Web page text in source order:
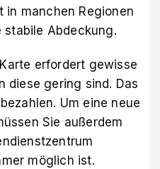
in manchen Regionen
Abdeckung.
erfordert gewisse
diese gering sind. Das
Um eine neue
Sie außerdem
möglich ist.